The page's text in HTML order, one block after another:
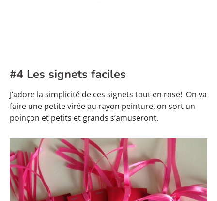
#4 Les signets faciles
J’adore la simplicité de ces signets tout en rose! On va
faire une petite virée au rayon peinture, on sort un
poinçon et petits et grands s’amuseront.